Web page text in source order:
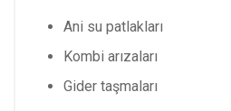
Ani su patlakları
Kombi arızaları
Gider taşmaları